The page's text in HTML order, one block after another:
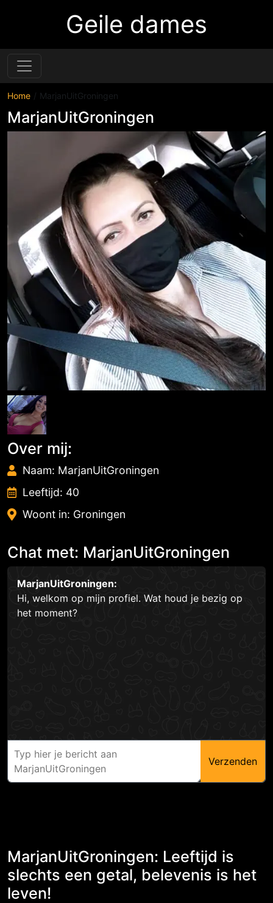
Geile dames
Home MarjanUitGroningen
MarjanUitGroningen
Over mij:
Naam: MarjanUitGroningen
Leeftijd: 40
Woont in: Groningen
Chat met: MarjanUitGroningen
MarjanUitGroningen:
Hi, welkom op mijn profiel. Wat houd je bezig op
het moment?
Verzenden
MarjanUitGroningen: Leeftijd is
slechts een getal, belevenis is het
leven!